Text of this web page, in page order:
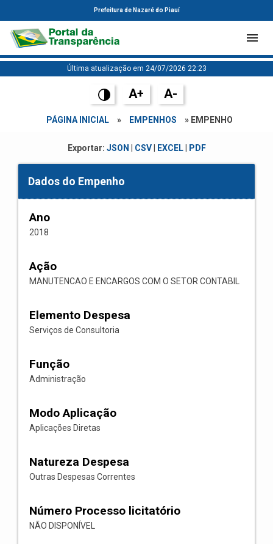
Prefeitura de Nazaré do Piauí
Última atualização em 24/07/2026 22:23
A+ A-
PÁGINA INICIAL » EMPENHOS » EMPENHO
Exportar: JSON CSV| EXCEL| PDF
Dados do Empenho
Ano
2018
Ação
MANUTENCAO E ENCARGOS COM O SETOR CONTABIL
Elemento Despesa
Serviços de Consultoria
Função
Administração
Modo Aplicação
Aplicações Diretas
Natureza Despesa
Outras Despesas Correntes
Número Processo licitatório
NÃO DISPONÍVEL